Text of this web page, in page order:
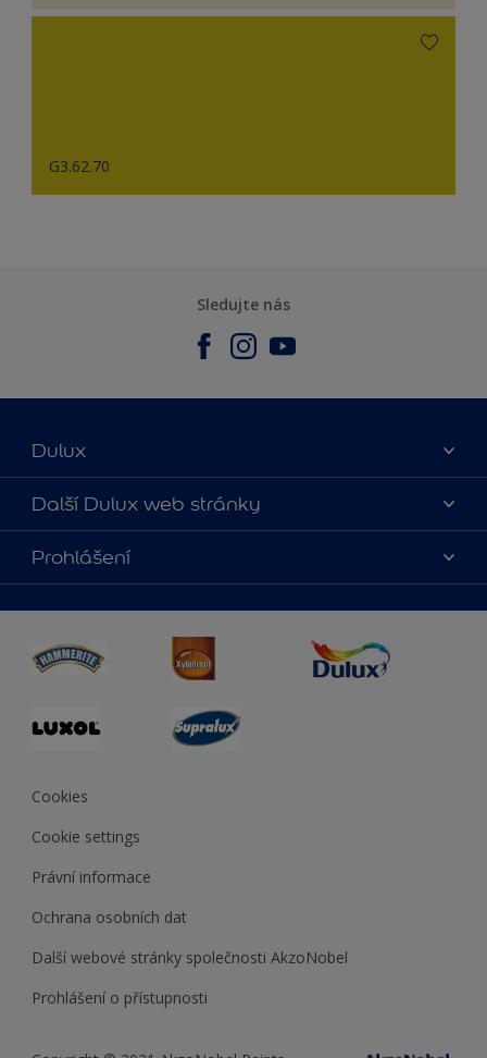
G3.62.70
Sledujte nás
Dulux
O nás
Kontaktujte nás
Najít obchod
Další Dulux web stránky
duluxmalir.cz
duluxmaliar.sk
duluxprodejnabarev.cz
duluxpredajnafarieb.sk
Prohlášení
Cookies
Cookie settings
Právní informace
Ochrana osobních dat
Další webové stránky společnosti AkzoNobel
Prohlášení o přístupnosti